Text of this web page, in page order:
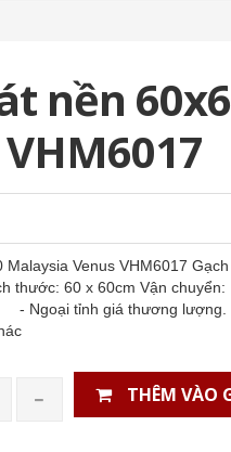
nền
Malaysia Venus VHM6017
thước: 60 x 60cm Vận
giá thương lượng.
THÊM VÀO